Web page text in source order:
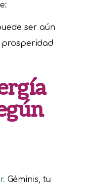
ser aún
prosperidad
Géminis, tu